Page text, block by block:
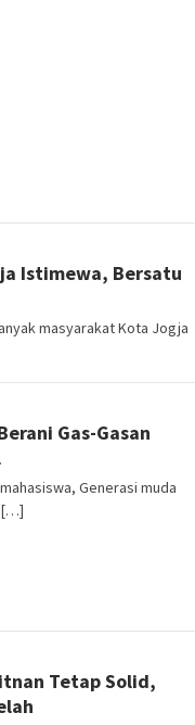
Istimewa, Bersatu
masyarakat Kota Jogja
Gas-Gasan
Generasi muda
[…]
Tetap Solid,